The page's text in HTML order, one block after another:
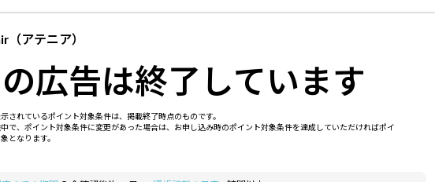
（アテニア）
の広告は終了しています
されているポイント対象条件は、掲載終了時点のものです。
で、ポイント対象条件に変更があった場合は、お申し込み時のポイント対象条件を達成していただければポイ
となります。